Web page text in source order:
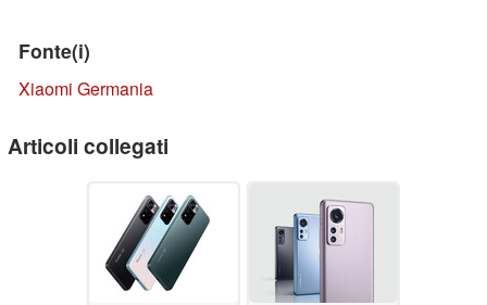
Fonte(i)
Xiaomi Germania
Articoli collegati